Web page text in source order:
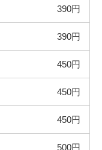
390円
390円
450円
450円
450円
500円